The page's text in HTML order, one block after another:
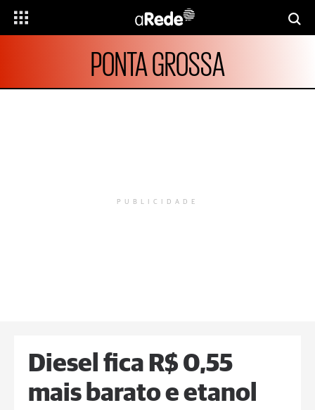
PONTA GROSSA
PUBLICIDADE
Diesel fica R$ 0,55
mais barato e etanol